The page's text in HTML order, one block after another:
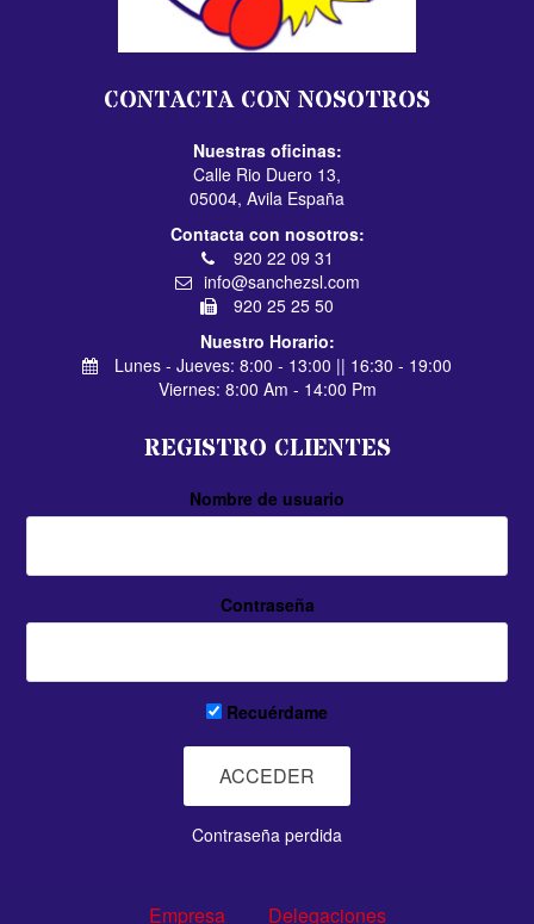
CONTACTA CON NOSOTROS
Nuestras oficinas:
Calle Rio Duero 13,
05004, Avila España
Contacta con nosotros:
920 22 09 31
info@sanchezsl.com
920 25 25 50
Nuestro Horario:
Lunes - Jueves: 8:00 - 13:00 || 16:30 - 19:00
Viernes: 8:00 Am - 14:00 Pm
REGISTRO CLIENTES
Nombre de usuario
Contraseña
Recuérdame
Contraseña perdida
Empresa Delegaciones